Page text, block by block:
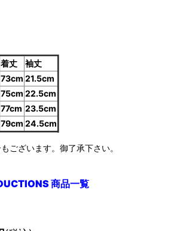
着丈
袖丈
73cm 21.5cm
75cm 22.5cm
77cm 23.5cm
79cm 24.5cm
ございます。御了承下さい。
商品一覧